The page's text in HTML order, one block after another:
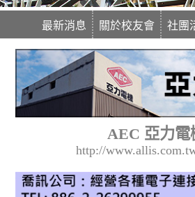
最新消息 關於校友會 社團
AEC 亞力電
http://